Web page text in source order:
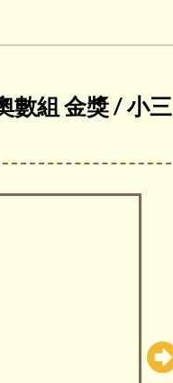
數組 金獎 / 小三